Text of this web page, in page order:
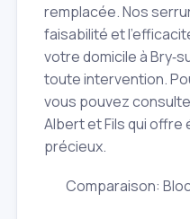
remplacée. Nos
faisabilité et
votre domicile à
toute intervention.
vous pouvez
Albert et Fils qui
précieux.
Comparaison: